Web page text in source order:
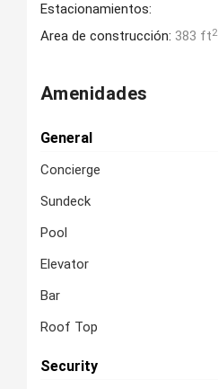
Estacionamientos:
Area de construcción: 383 ft2
Amenidades
General
Concierge
Sundeck
Pool
Elevator
Bar
Roof Top
Security